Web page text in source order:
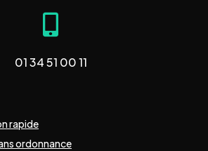
01 34 51 00 11
rapide
ordonnance